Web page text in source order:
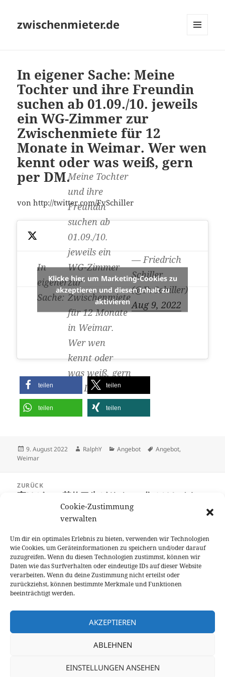
Cookie-Zustimmung
verwalten
Um dir ein optimales Erlebnis zu bieten, verwenden wir Technologien
wie Cookies, um Geräteinformationen zu speichern und/oder darauf
zuzugreifen. Wenn du diesen Technologien zustimmst, können wir
Daten wie das Surfverhalten oder eindeutige IDs auf dieser Website
verarbeiten. Wenn du deine Zustimmung nicht erteilst oder
zurückziehst, können bestimmte Merkmale und Funktionen
beeinträchtigt werden.
AKZEPTIEREN
ABLEHNEN
EINSTELLUNGEN ANSEHEN
zwischenmieter.de
In eigener Sache: Meine
Tochter und ihre Freundin
suchen ab 01.09./10. jeweils
ein WG-Zimmer zur
Zwischenmiete für 12
Monate in Weimar. Wer wen
kennt oder was weiß, gern
per DM.
von http://twitter.com/FvSchiller
In
eigener
Sache:
Meine Tochter
und ihre
Freundin
suchen ab
01.09./10.
jeweils ein
WG-Zimmer
zur
Zwischenmiete
für 12 Monate
in Weimar.
Wer wen
kennt oder
was weiß, gern
per DM.
— Friedrich
Schiller
(@FvSchiller)
Aug 9, 2022
Klicke hier, um Marketing-Cookies zu
akzeptieren und diesen Inhalt zu
aktivieren
teilen teilen
teilen teilen
Veröffentlicht
am
9. August 2022 Autor
RalphY Kategorien
Angebot Schlagwörter
Angebot,
Weimar
ZURÜCK
Vorheriger
実はゼミの某修了生がドイツに住みはじめたの
だけども、「Zwischenmiete（期間限定の賃
貸）で探す手も」とか「入居直後に部屋の各所
ぶりのこの感じ。コロナ前の感じ。懐かしい。
WEITER
Nächster
Beitrag:
@re___na111 1年契約をしておいて、最後4ヶ
月家賃だけ納める、もしくは
んにとっては途切れることなく家賃が入ること
から、という契約をするのも有りかもしれませ